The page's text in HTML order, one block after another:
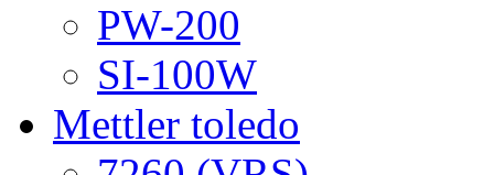
PW-200
SI-100W
Mettler toledo